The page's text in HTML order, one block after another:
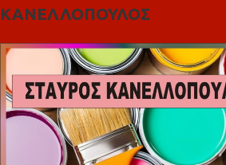
ΚΑΝΕΛΛΟΠΟΥΛΟΣ